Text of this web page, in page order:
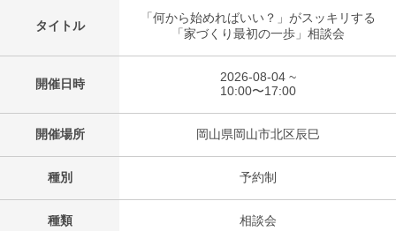
タイトル
「何から始めればいい？」がスッキリする
「家づくり最初の一歩」相談会
開催日時
2026-08-04 ~
10:00〜17:00
開催場所 岡山県岡山市北区辰巳
種別 予約制
種類 相談会